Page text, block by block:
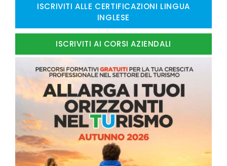
ISCRIVITI ALLE CERTIFICAZIONI LINGUA
INGLESE
ISCRIVITI AI CORSI AZIENDALI